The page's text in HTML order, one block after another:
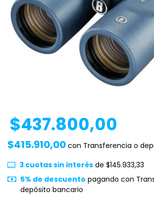
$437.800,00
$415.910,00 con Transferencia o
3cuotas sin interésde $145.933,33
5% de descuento pagando con
depósito bancario